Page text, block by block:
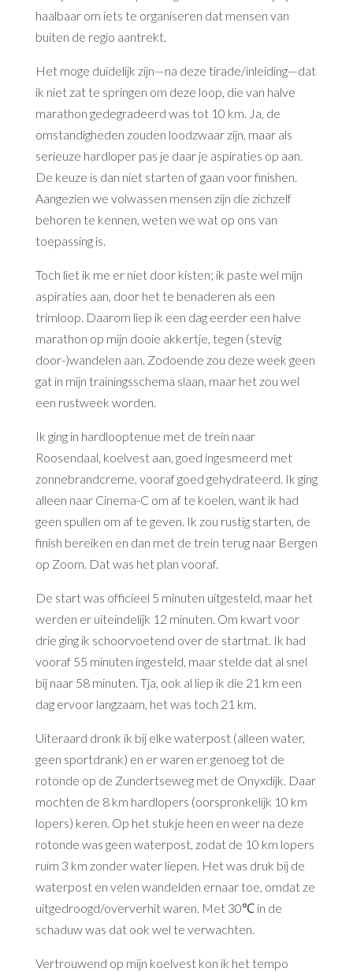
haalbaar om iets te organiseren dat mensen van
buiten de regio aantrekt.
Het moge duidelijk zijn—na deze tirade/inleiding—dat
ik niet zat te springen om deze loop, die van halve
marathon gedegradeerd was tot 10 km. Ja, de
omstandigheden zouden loodzwaar zijn, maar als
serieuze hardloper pas je daar je aspiraties op aan.
De keuze is dan niet starten of gaan voor finishen.
Aangezien we volwassen mensen zijn die zichzelf
behoren te kennen, weten we wat op ons van
toepassing is.
Toch liet ik me er niet door kisten; ik paste wel mijn
aspiraties aan, door het te benaderen als een
trimloop. Daarom liep ik een dag eerder een halve
marathon op mijn dooie akkertje, tegen (stevig
door-)wandelen aan. Zodoende zou deze week geen
gat in mijn trainingsschema slaan, maar het zou wel
een rustweek worden.
Ik ging in hardlooptenue met de trein naar
Roosendaal, koelvest aan, goed ingesmeerd met
zonnebrandcreme, vooraf goed gehydrateerd. Ik ging
alleen naar Cinema-C om af te koelen, want ik had
geen spullen om af te geven. Ik zou rustig starten, de
finish bereiken en dan met de trein terug naar Bergen
op Zoom. Dat was het plan vooraf.
De start was officieel 5 minuten uitgesteld, maar het
werden er uiteindelijk 12 minuten. Om kwart voor
drie ging ik schoorvoetend over de startmat. Ik had
vooraf 55 minuten ingesteld, maar stelde dat al snel
bij naar 58 minuten. Tja, ook al liep ik die 21 km een
dag ervoor langzaam, het was toch 21 km.
Uiteraard dronk ik bij elke waterpost (alleen water,
geen sportdrank) en er waren er genoeg tot de
rotonde op de Zundertseweg met de Onyxdijk. Daar
mochten de 8 km hardlopers (oorspronkelijk 10 km
lopers) keren. Op het stukje heen en weer na deze
rotonde was geen waterpost, zodat de 10 km lopers
ruim 3 km zonder water liepen. Het was druk bij de
waterpost en velen wandelden ernaar toe, omdat ze
uitgedroogd/oververhit waren. Met 30℃ in de
schaduw was dat ook wel te verwachten.
Vertrouwend op mijn koelvest kon ik het tempo